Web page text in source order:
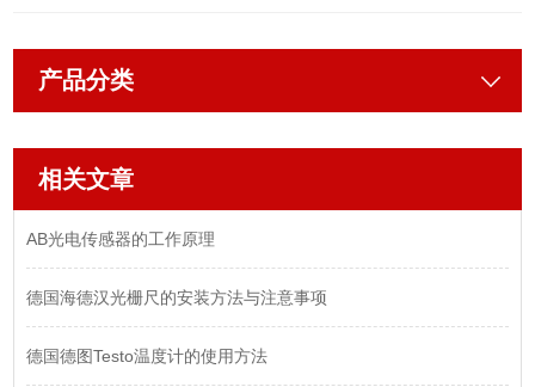
产品分类
相关文章
AB光电传感器的工作原理
德国海德汉光栅尺的安装方法与注意事项
德国德图Testo温度计的使用方法